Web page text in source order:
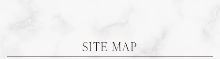
SITE MAP